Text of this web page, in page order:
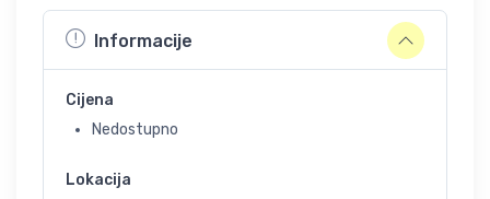
Informacije
Cijena
Nedostupno
Lokacija